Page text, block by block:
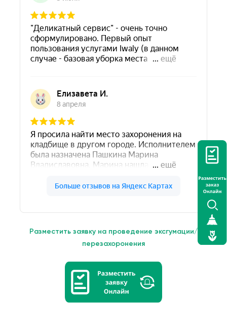
Разместить заявку на проведение эксгумации/
перезахоронения